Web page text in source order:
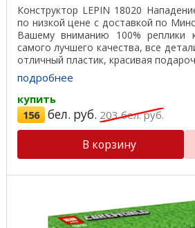
Конструктор LEPIN 18020
по низкой цене с доставкой по
Вашему вниманию 100% реплики
самого лучшего качества, все
отличный пластик, красивая
подробнее
купить
156 бел. руб. 203бел. руб.
В корзину